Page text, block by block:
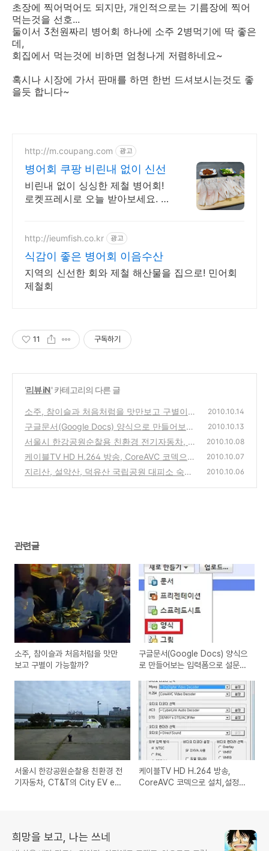
초장에 찍어먹어도 되지만, 개인적으로는 기름장에 찍어
먹는것을 선호...
둘이서 3천원짜리 병어회 하나에 소주 2병먹기에 딱 좋은
데,
회집에서 먹는것에 비하면 엄청나게 저렴하네요~
혹시나 시장에 가서 판매를 하면 한번 드셔보시는것도 좋
을듯 합니다~
http://m.coupang.com 광고
병어회 쿠팡 비린내 없이 신선
비린내 없이 싱싱한 제철 병어회!
로켓프레시로 오늘 받아보세요. 와
http://ieumfish.co.kr 광고
식감이 좋은 병어회 이음수산
지역의 신선한 회와 제철 해산물을 집으로! 민어회
제철회
11 구독하기
'리뷰 iN' 카테고리의 다른 글
소주, 참이슬과 처음처럼을 맛만보고 구별이
가능할까?
(4)
2010.10.14
구글문서(Google Docs) 양식으로 만들어보는
입력폼으로 설문조사하는 방법
(6)
2010.10.13
서울시 한강공원순찰용 친환경 전기자동차, C
T&T의 City EV e-Zone
(2)
2010.10.08
케이블TV HD H.264 방송, CoreAVC 코덱으로
설치,설정해 고화질로 시청하는 방법
(6)
2010.10.07
지리산, 설악산, 덕유산 국립공원 대피소 숙박
2010.10.06
관련글
소주, 참이슬과 처음처럼을 맛만
보고 구별이 가능할까?
구글문서(Google Docs) 양식으
로 만들어보는 입력폼으로 설문조
서울시 한강공원순찰용 친환경 전
기자동차, CT&T의 City EV e-
케이블TV HD H.264 방송,
CoreAVC 코덱으로 설치,설정해
희망을 보고, 나는 쓰네